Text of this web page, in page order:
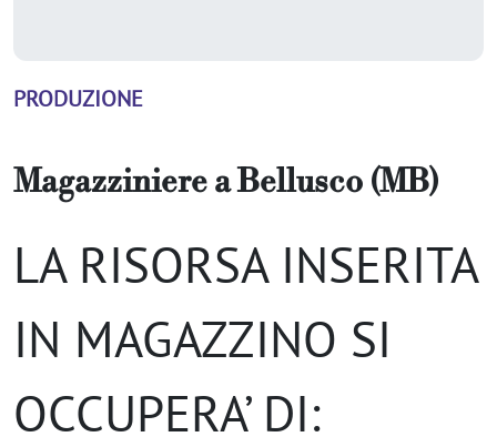
PRODUZIONE
MagazziniereaBellusco (MB)
LA RISORSA INSERITA
IN MAGAZZINO SI
OCCUPERA’ DI: